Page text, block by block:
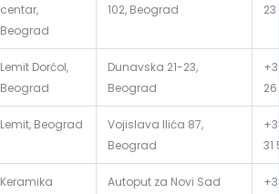
centar,
Beograd
102, Beograd
23
Lemit Dorćol,
Beograd
Dunavska 21-23,
Beograd
Lemit, Beograd
Vojislava Ilića 87,
Beograd
31
Keramika
Autoput za Novi Sad